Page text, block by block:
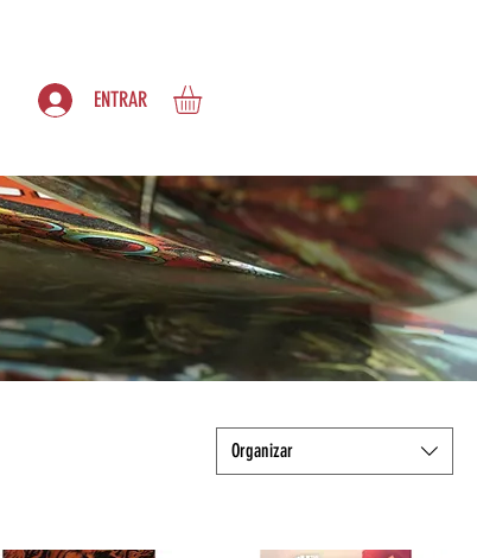
ENTRAR
Organizar